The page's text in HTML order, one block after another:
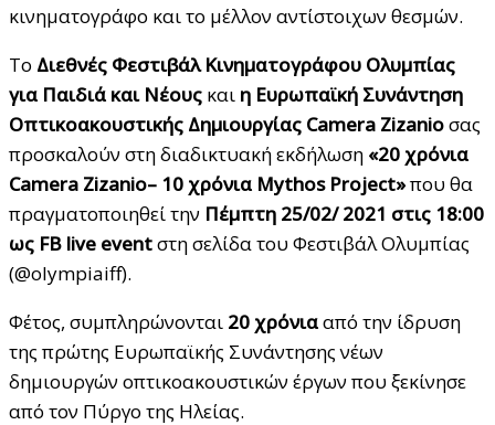
κινηματογράφο και το μέλλον αντίστοιχων θεσμών.
Το Διεθνές Φεστιβάλ Κινηματογράφου Ολυμπίας
για Παιδιά και Νέους και η Eυρωπαϊκή Συνάντηση
Οπτικοακουστικής Δημιουργίας Camera Zizanioσας
προσκαλούν στη διαδικτυακή εκδήλωση «20 χρόνια
Camera Zizanio– 10 χρόνια Mythos Project»που θα
πραγματοποιηθεί την Πέμπτη 25/02/ 2021 στις 18:00
ως FB live eventστη σελίδα του Φεστιβάλ Ολυμπίας
(@olympiaiff).
Φέτος, συμπληρώνονται 20 χρόνιααπό την ίδρυση
της πρώτης Ευρωπαϊκής Συνάντησης νέων
δημιουργών οπτικοακουστικών έργων που ξεκίνησε
από τον Πύργο της Ηλείας.